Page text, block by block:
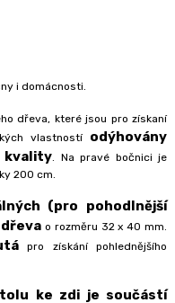
i domácnosti.
dřeva, které jsou pro získaní
vlastností odýhovány
kvality. Na pravé bočnici je
200 cm.
(pro pohodlnější
o rozměru 32 x 40 mm.
pro získání pohlednějšího
ke zdi je součástí